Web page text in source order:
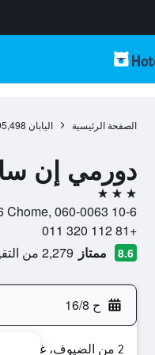
الصفحة الرئيسية اليابان
دورمي إن
3 نجوم
10-6 Minami 3 Jo, Nishi 6 Chome, 060-0063, سابورو, محافظة هوكايدو, اليابان
+81 112 320 011
8.6 ممتاز 2,279 من التقييمات تم التحقق منها
ح 16/8
2 من الضيوف، غرفة واحدة